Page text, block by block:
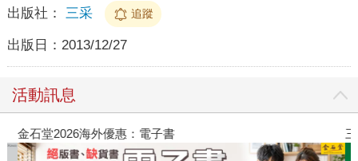
出版社： 三采 追蹤
出版日： 2013/12/27
活動訊息
金石堂2026海外優惠：電子書